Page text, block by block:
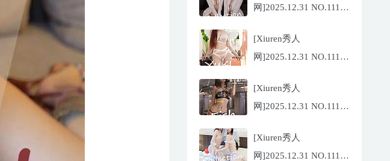
网]2025.12.31 NO.11188
[Xiuren秀人
网]2025.12.31 NO.11185
Yuki[75P/942.33MB]
[Xiuren秀人
网]2025.12.31 NO.11186
Fish[79P/773.17MB]
[Xiuren秀人
网]2025.12.31 NO.11184